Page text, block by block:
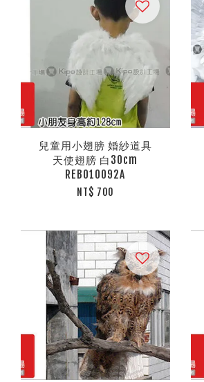
兒童用小翅膀 婚紗道具
天使翅膀 白30cm
REB010092A
NT$ 700